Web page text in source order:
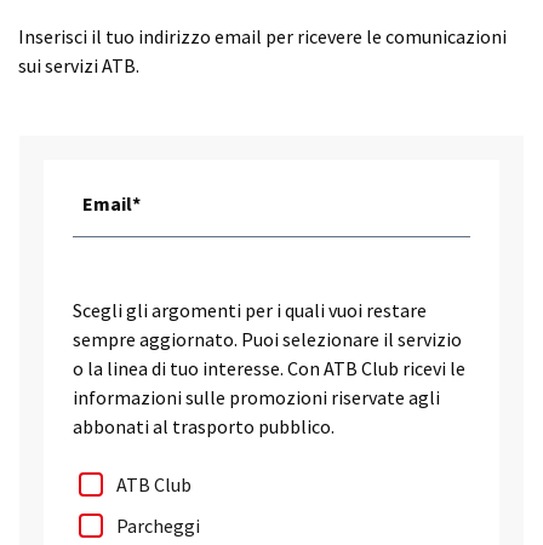
Inserisci il tuo indirizzo email per ricevere le comunicazioni
sui servizi ATB.
Email*
Scegli gli argomenti per i quali vuoi restare
sempre aggiornato. Puoi selezionare il servizio
o la linea di tuo interesse. Con ATB Club ricevi le
informazioni sulle promozioni riservate agli
abbonati al trasporto pubblico.
ATB Club
Parcheggi